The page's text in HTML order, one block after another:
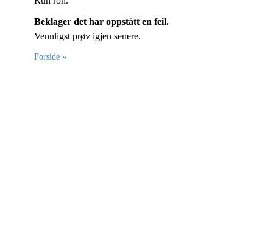
Beklager det har oppstått en feil.
Vennligst prøv igjen senere.
Forside »